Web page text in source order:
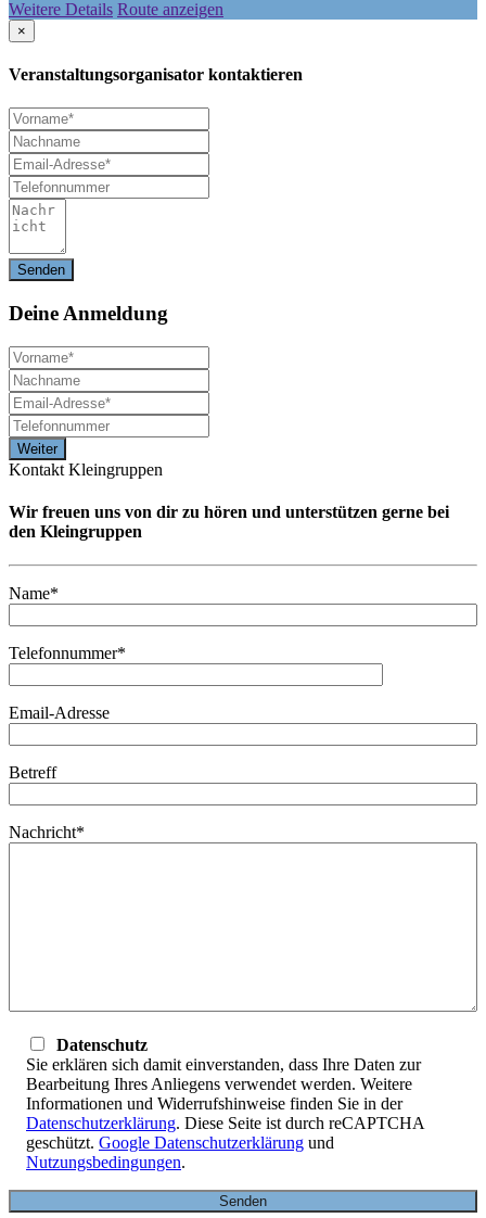
Weitere Details Route anzeigen
×
Veranstaltungsorganisator kontaktieren
Deine Anmeldung
Kontakt Kleingruppen
Wir freuen uns von dir zu hören und unterstützen gerne bei
den Kleingruppen
Name*
Telefonnummer*
Email-Adresse
Betreff
Nachricht*
Datenschutz
Sie erklären sich damit einverstanden, dass Ihre Daten zur
Bearbeitung Ihres Anliegens verwendet werden. Weitere
Informationen und Widerrufshinweise finden Sie in der
Datenschutzerklärung. Diese Seite ist durch reCAPTCHA
geschützt. Google Datenschutzerklärung und
Nutzungsbedingungen.